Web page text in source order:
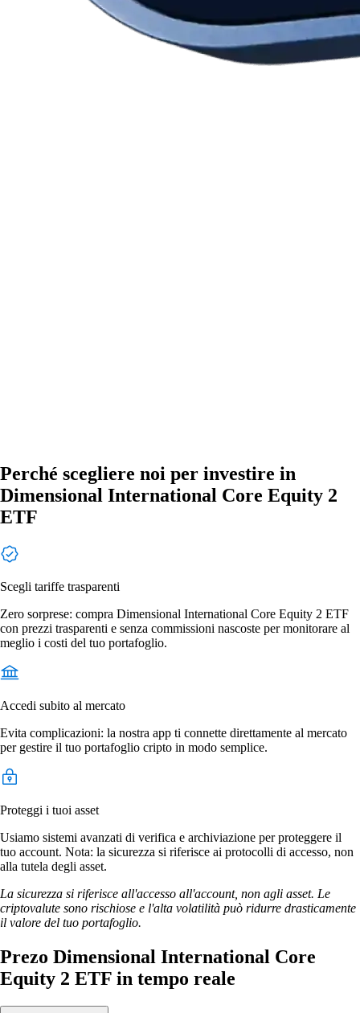
Perché scegliere noi per investire in
Dimensional International Core Equity 2
ETF
Scegli tariffe trasparenti
Zero sorprese: compra Dimensional International Core Equity 2 ETF
con prezzi trasparenti e senza commissioni nascoste per monitorare al
meglio i costi del tuo portafoglio.
Accedi subito al mercato
Evita complicazioni: la nostra app ti connette direttamente al mercato
per gestire il tuo portafoglio cripto in modo semplice.
Proteggi i tuoi asset
Usiamo sistemi avanzati di verifica e archiviazione per proteggere il
tuo account. Nota: la sicurezza si riferisce ai protocolli di accesso, non
alla tutela degli asset.
La sicurezza si riferisce all'accesso all'account, non agli asset. Le
criptovalute sono rischiose e l'alta volatilità può ridurre drasticamente
il valore del tuo portafoglio.
Prezo Dimensional International Core
Equity 2 ETF in tempo reale